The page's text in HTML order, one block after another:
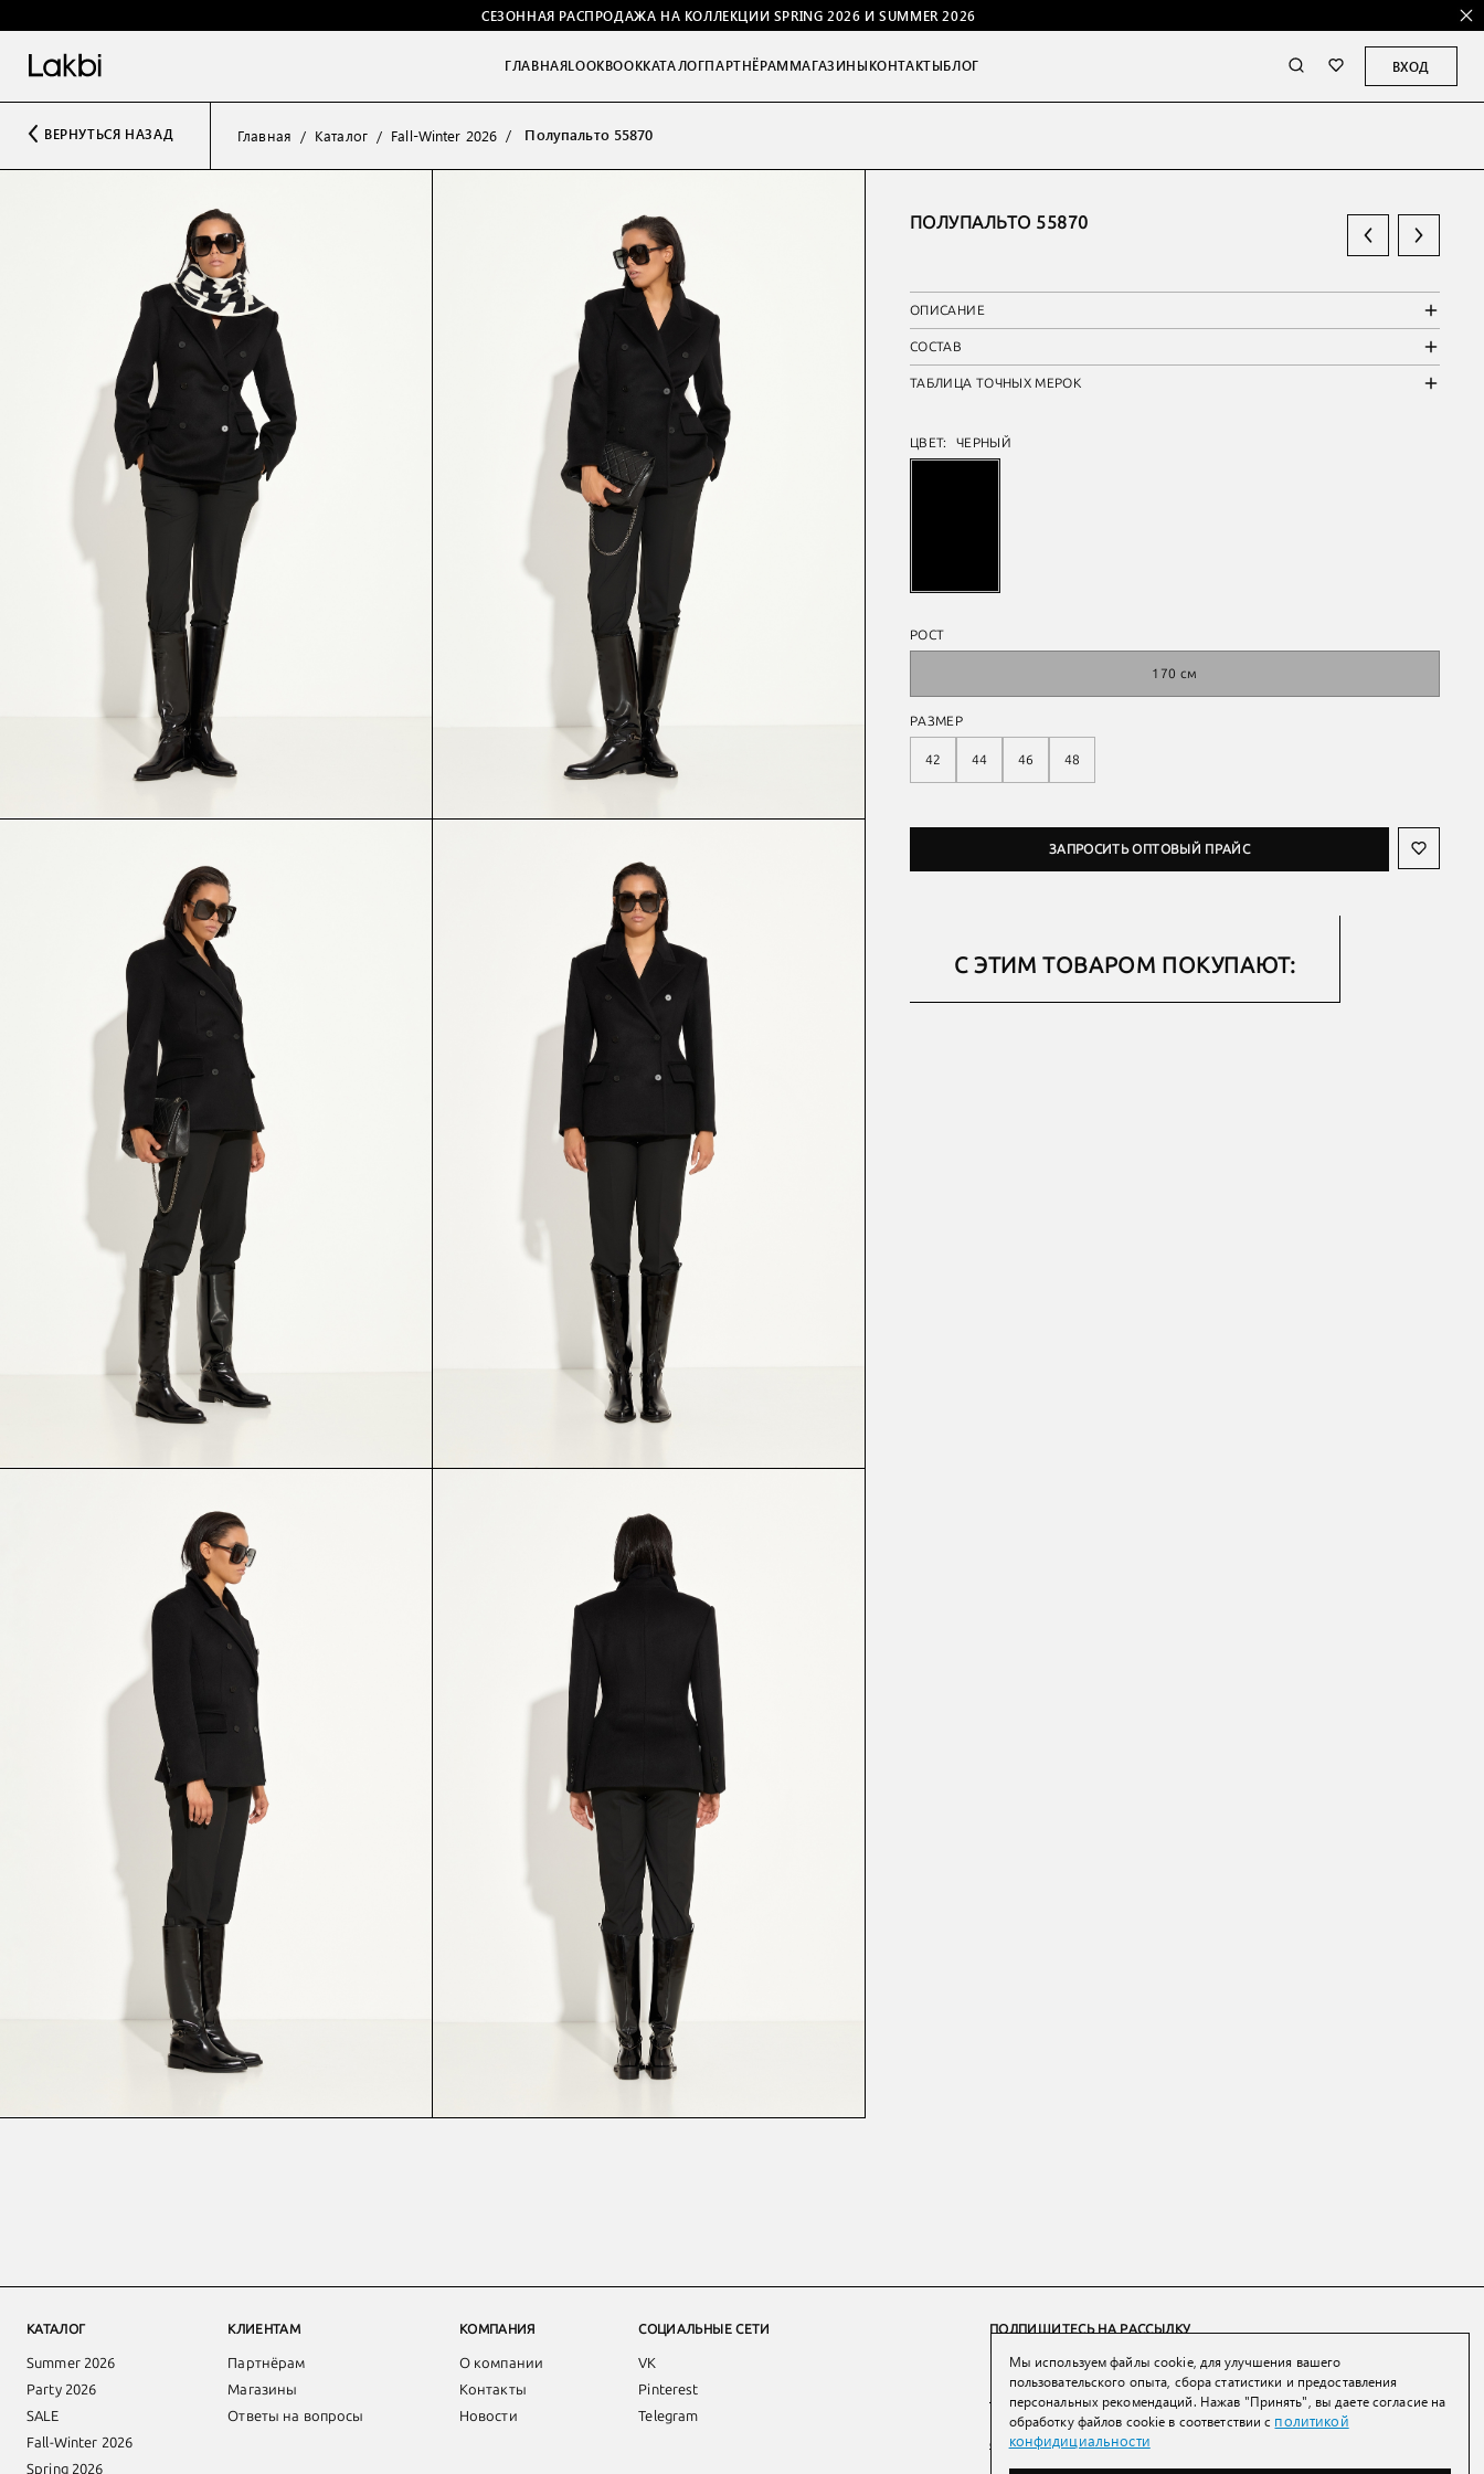
СЕЗОННАЯ РАСПРОДАЖА НА КОЛЛЕКЦИИ SPRING 2026 И SUMMER 2026
ГЛАВНАЯLOOKBOOKКАТАЛОГПАРТНЁРАММАГАЗИНЫКОНТАКТЫБЛОГ ВХОД
ВЕРНУТЬСЯ НАЗАД Главная Каталог Fall-Winter 2026 Полупальто 55870
ПОЛУПАЛЬТО 55870
ОПИСАНИЕ
СОСТАВ
ТАБЛИЦА ТОЧНЫХ МЕРОК
ЦВЕТ: ЧЕРНЫЙ
РОСТ
170 см
РАЗМЕР
42 44 46 48
ЗАПРОСИТЬ ОПТОВЫЙ ПРАЙС
С ЭТИМ ТОВАРОМ ПОКУПАЮТ:
КАТАЛОГ
Summer 2026
Party 2026
SALE
Fall-Winter 2026
Spring 2026
КЛИЕНТАМ
Партнёрам
Магазины
Ответы на вопросы
КОМПАНИЯ
О компании
Контакты
Новости
СОЦИАЛЬНЫЕ СЕТИ
VK
Pinterest
Telegram
ПОДПИШИТЕСЬ НА РАССЫЛКУ
ПОДПИСАТЬСЯ
Нажимая на кнопку вы соглашаетесь сполитикой конфиденциальности и
обработки персональных данных
Мы используем файлы cookie, для улучшения вашего
пользовательского опыта, сбора статистики и предоставления
персональных рекомендаций. Нажав "Принять", вы даете согласие на
обработку файлов cookie в соответствии с политикой
конфидициальности